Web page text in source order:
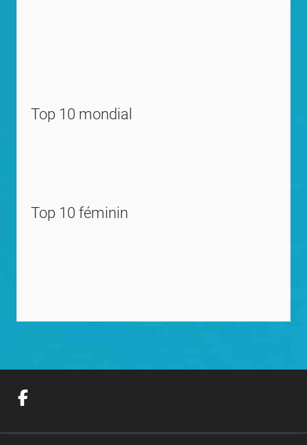
Top 10 mondial
Top 10 féminin